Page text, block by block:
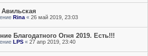
Авильская
Rina « 26 май 2019, 23:03
Благодатного Огня 2019. Есть!!!
LPS « 27 апр 2019, 23:40